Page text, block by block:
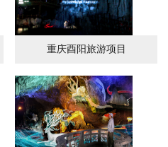
重庆酉阳旅游项目